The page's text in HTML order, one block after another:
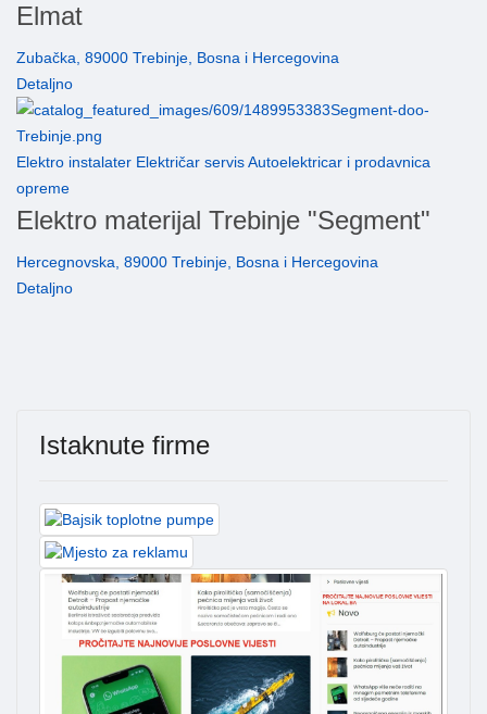
Elmat
Zubačka, 89000 Trebinje, Bosna i Hercegovina
Detaljno
Elektro instalater Električar servis Autoelektricar i prodavnica
opreme
Elektro materijal Trebinje "Segment"
Hercegnovska, 89000 Trebinje, Bosna i Hercegovina
Detaljno
Istaknute firme